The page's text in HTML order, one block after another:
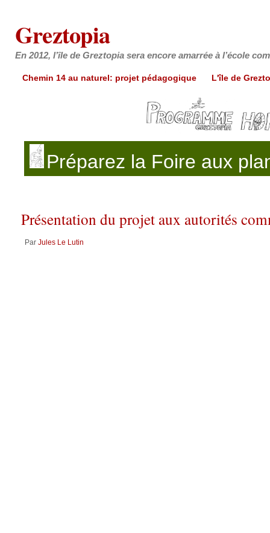
Greztopia
En 2012, l’île de Greztopia sera encore amarrée à l’école
Chemin 14 au naturel: projet pédagogique L'île de
Préparez la Foire aux
Présentation du projet aux autorités
Par Jules Le Lutin